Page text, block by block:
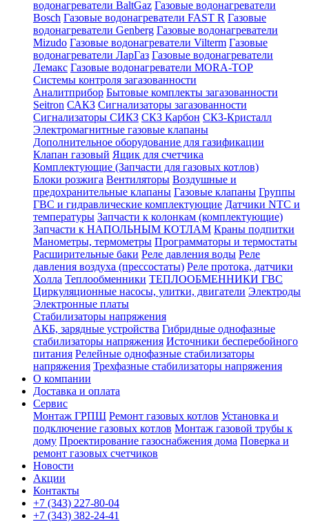
водонагреватели BaltGaz Газовые водонагреватели
Bosch Газовые водонагреватели FAST R Газовые
водонагреватели Genberg Газовые водонагреватели
Mizudo Газовые водонагреватели Vilterm Газовые
водонагреватели ЛарГаз Газовые водонагреватели
Лемакс Газовые водонагреватели MORA-TOP
Системы контроля загазованности
Аналитприбор Бытовые комплекты загазованности
Seitron САКЗ Сигнализаторы загазованности
Сигнализаторы СИКЗ СКЗ Карбон СКЗ-Кристалл
Электромагнитные газовые клапаны
Дополнительное оборудование для газификации
Клапан газовый Ящик для счетчика
Комплектующие (Запчасти для газовых котлов)
Блоки розжига Вентиляторы Воздушные и
предохранительные клапаны Газовые клапаны Группы
ГВС и гидравлические комплектующие Датчики NTC и
температуры Запчасти к колонкам (комплектующие)
Запчасти к НАПОЛЬНЫМ КОТЛАМ Краны подпитки
Манометры, термометры Программаторы и термостаты
Расширительные баки Реле давления воды Реле
давления воздуха (прессостаты) Реле протока, датчики
Холла Теплообменники ТЕПЛООБМЕННИКИ ГВС
Циркуляционные насосы, улитки, двигатели Электроды
Электронные платы
Стабилизаторы напряжения
АКБ, зарядные устройства Гибридные однофазные
стабилизаторы напряжения Источники бесперебойного
питания Релейные однофазные стабилизаторы
напряжения Трехфазные стабилизаторы напряжения
О компании
Доставка и оплата
Сервис
Монтаж ГРПШ Ремонт газовых котлов Установка и
подключение газовых котлов Монтаж газовой трубы к
дому Проектирование газоснабжения дома Поверка и
ремонт газовых счетчиков
Новости
Акции
Контакты
+7 (343) 227-80-04
+7 (343) 382-24-41